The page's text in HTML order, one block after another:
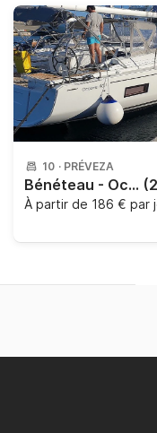
10 · PRÉVEZA
Bénéteau - Oceanis 46.1 - 4 cab.
À partir de 186 € par